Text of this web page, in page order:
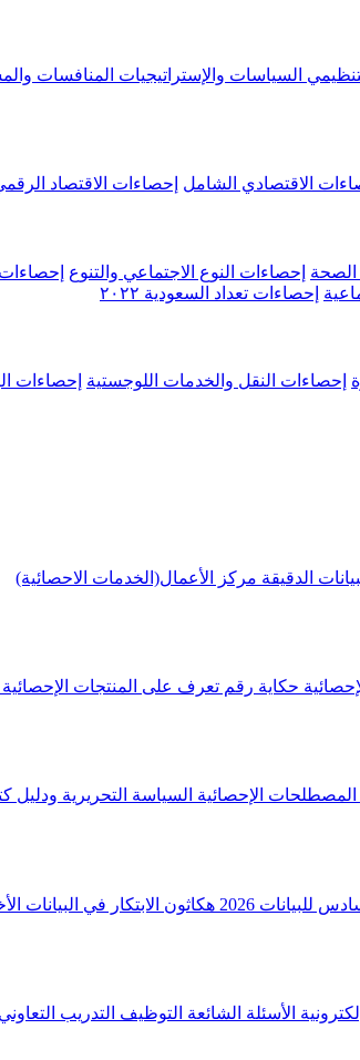
السياسات والإستراتيجيات المنافسات
الاقتصادي الشامل إحصاءات الاقتصاد
الصحة إحصاءات النوع الاجتماعي والتنوع
إحصاءات تعداد السعودية ٢٠٢٢
إحصاءات النقل والخدمات اللوجستية إحصاءات
الدقيقة مركز الأعمال(الخدمات الاحصائية)
حكاية رقم تعرف على المنتجات الإحصائية
الإحصائية السياسة التحريرية ودليل
للبيانات 2026 هكاثون الابتكار في البيانات
الأسئلة الشائعة التوظيف التدريب التعاوني